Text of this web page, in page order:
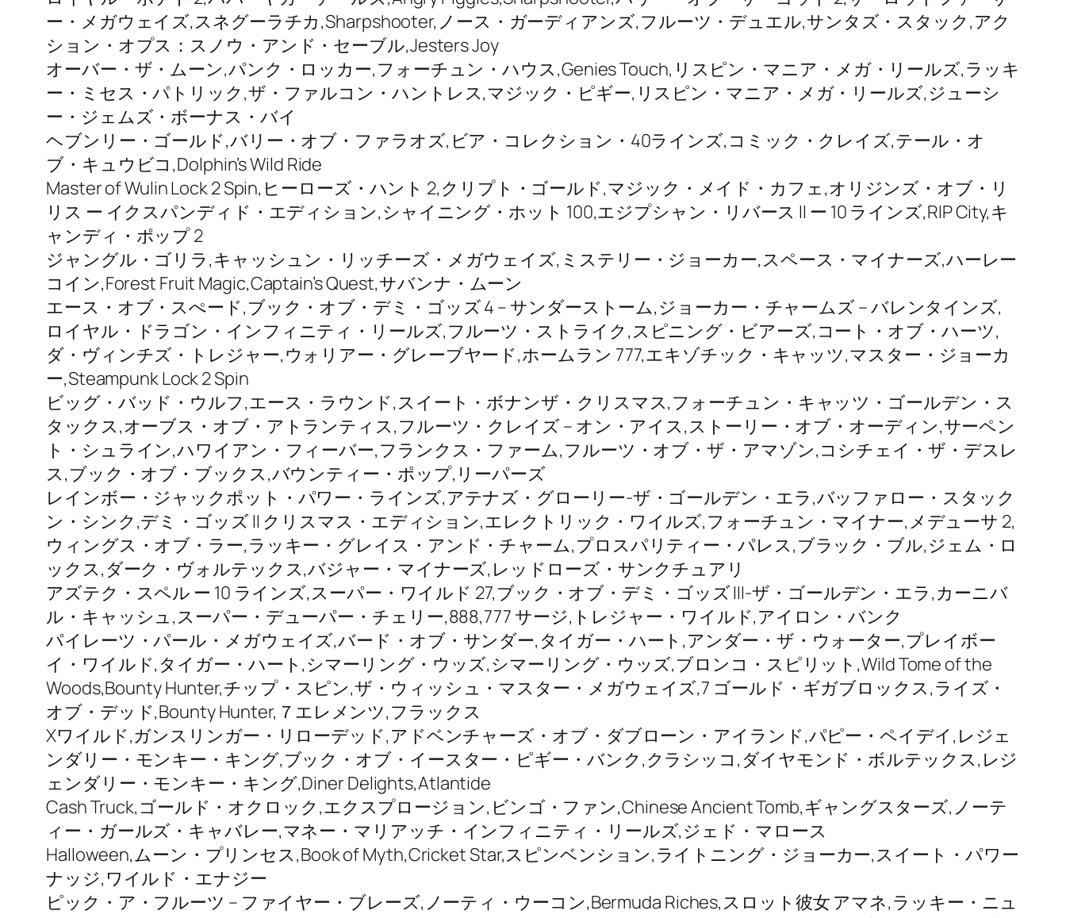
ー・メガウェイズ,スネグーラチカ,Sharpshooter,ノース・ガーディアンズ,フルーツ・デュエル,サンタズ・スタック,アク
ション・オプス：スノウ・アンド・セーブル,Jesters Joy
オーバー・ザ・ムーン,パンク・ロッカー,フォーチュン・ハウス,Genies Touch,リスピン・マニア・メガ・リールズ,ラッキ
ー・ミセス・パトリック,ザ・ファルコン・ハントレス,マジック・ピギー,リスピン・マニア・メガ・リールズ,ジューシ
ー・ジェムズ・ボーナス・バイ
ヘブンリー・ゴールド,バリー・オブ・ファラオズ,ビア・コレクション・40ラインズ,コミック・クレイズ,テール・オ
ブ・キュウビコ,Dolphin’s Wild Ride
Master of Wulin Lock 2 Spin,ヒーローズ・ハント 2,クリプト・ゴールド,マジック・メイド・カフェ,オリジンズ・オブ・リ
リス ー イクスパンディド・エディション,シャイニング・ホット 100,エジプシャン・リバース II ー 10 ラインズ,RIP City,キ
ャンディ・ポップ 2
ジャングル・ゴリラ,キャッシュン・リッチーズ・メガウェイズ,ミステリー・ジョーカー,スペース・マイナーズ,ハーレー
コイン,Forest Fruit Magic,Captain’s Quest,サバンナ・ムーン
エース・オブ・スぺード,ブック・オブ・デミ・ゴッズ 4 – サンダーストーム,ジョーカー・チャームズ – バレンタインズ,
ロイヤル・ドラゴン・インフィニティ・リールズ,フルーツ・ストライク,スピニング・ビアーズ,コート・オブ・ハーツ,
ダ・ヴィンチズ・トレジャー,ウォリアー・グレーブヤード,ホームラン 777,エキゾチック・キャッツ,マスター・ジョーカ
ー,Steampunk Lock 2 Spin
ビッグ・バッド・ウルフ,エース・ラウンド,スイート・ボナンザ・クリスマス,フォーチュン・キャッツ・ゴールデン・ス
タックス,オーブス・オブ・アトランティス,フルーツ・クレイズ – オン・アイス,ストーリー・オブ・オーディン,サーペン
ト・シュライン,ハワイアン・フィーバー,フランクス・ファーム,フルーツ・オブ・ザ・アマゾン,コシチェイ・ザ・デスレ
ス,ブック・オブ・ブックス,バウンティー・ポップ,リーパーズ
レインボー・ジャックポット・パワー・ラインズ,アテナズ・グローリー-ザ・ゴールデン・エラ,バッファロー・スタック
ン・シンク,デミ・ゴッズ II クリスマス・エディション,エレクトリック・ワイルズ,フォーチュン・マイナー,メデューサ 2,
ウィングス・オブ・ラー,ラッキー・グレイス・アンド・チャーム,プロスパリティー・パレス,ブラック・ブル,ジェム・ロ
ックス,ダーク・ヴォルテックス,バジャー・マイナーズ,レッドローズ・サンクチュアリ
アズテク・スペル ー 10 ラインズ,スーパー・ワイルド 27,ブック・オブ・デミ・ゴッズ III-ザ・ゴールデン・エラ,カーニバ
ル・キャッシュ,スーパー・デューパー・チェリー,888,777 サージ,トレジャー・ワイルド,アイロン・バンク
パイレーツ・パール・メガウェイズ,バード・オブ・サンダー,タイガー・ハート,アンダー・ザ・ウォーター,プレイボー
イ・ワイルド,タイガー・ハート,シマーリング・ウッズ,シマーリング・ウッズ,ブロンコ・スピリット,Wild Tome of the
Woods,Bounty Hunter,チップ・スピン,ザ・ウィッシュ・マスター・メガウェイズ,7 ゴールド・ギガブロックス,ライズ・
オブ・デッド,Bounty Hunter,７エレメンツ,フラックス
Xワイルド,ガンスリンガー・リローデッド,アドベンチャーズ・オブ・ダブローン・アイランド,パピー・ペイデイ,レジェ
ンダリー・モンキー・キング,ブック・オブ・イースター・ピギー・バンク,クラシッコ,ダイヤモンド・ボルテックス,レジ
ェンダリー・モンキー・キング,Diner Delights,Atlantide
Cash Truck,ゴールド・オクロック,エクスプロージョン,ビンゴ・ファン,Chinese Ancient Tomb,ギャングスターズ,ノーテ
ィー・ガールズ・キャバレー,マネー・マリアッチ・インフィニティ・リールズ,ジェド・マロース
Halloween,ムーン・プリンセス,Book of Myth,Cricket Star,スピンベンション,ライトニング・ジョーカー,スイート・パワー
ナッジ,ワイルド・エナジー
ピック・ア・フルーツ – ファイヤー・ブレーズ,ノーティ・ウーコン,Bermuda Riches,スロット彼女 アマネ,ラッキー・ニュ